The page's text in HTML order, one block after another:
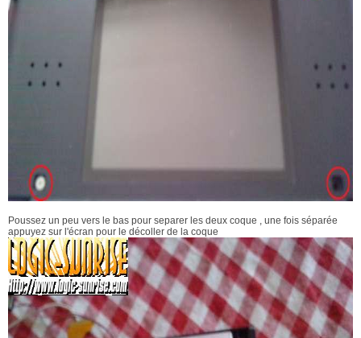
Poussez un peu vers le bas pour separer les deux coque , une fois séparée
appuyez sur l'écran pour le décoller de la coque